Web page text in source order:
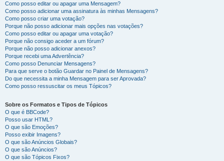
Como posso editar ou apagar uma Mensagem?
Como posso adicionar uma assinatura às minhas Mensagens?
Como posso criar uma votação?
Porque não posso adicionar mais opções nas votações?
Como posso editar ou apagar uma votação?
Porque não consigo aceder a um fórum?
Porque não posso adicionar anexos?
Porque recebi uma Advertência?
Como posso Denunciar Mensagens?
Para que serve o botão Guardar no Painel de Mensagens?
Do que necessita a minha Mensagem para ser Aprovada?
Como posso ressuscitar os meus Tópicos?
Sobre os Formatos e Tipos de Tópicos
O que é BBCode?
Posso usar HTML?
O que são Emoções?
Posso exibir Imagens?
O que são Anúncios Globais?
O que são Anúncios?
O que são Tópicos Fixos?